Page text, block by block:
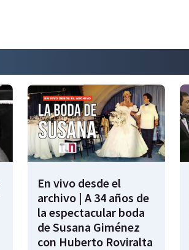
En vivo desde el
archivo | A 34 años de
la espectacular boda
de Susana Giménez
con Huberto Roviralta